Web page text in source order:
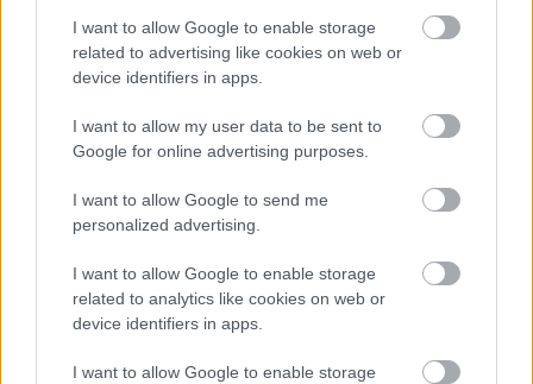
I want to allow Google to enable storage
related to advertising like cookies on web or
device identifiers in apps.
I want to allow my user data to be sent to
Google for online advertising purposes.
I want to allow Google to send me
personalized advertising.
I want to allow Google to enable storage
related to analytics like cookies on web or
device identifiers in apps.
I want to allow Google to enable storage
informaciones estará de baja casi 2 meses y en 5 días ya ha
caído su valor en 2 millones. 3,3 de pérdida total en el mes.
Otro jugador que ha bajado mucho su valor en los últimos
30 días es Pedri. El centrocampista canario se lesionó tras
jugar con el Bayern en la Champions y no ha disputado ni
Ya está recuperado de su lesión y su valor podría
estabilizarse o ir al alza.
Completan el resto de grandes bajadas del mes jugadores
lesionados como Javi Puado (-2,6 millones), Toni Kroos
(-2,5 millones, ya ha reaparecido), Sergio Agüero (-2,2
millones) y Alexander Isak (-2,1 millones), y otros que no